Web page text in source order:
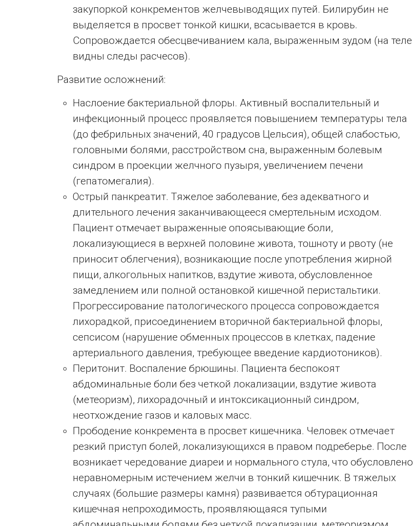
закупоркой конкрементов желчевыводящих путей. Билирубин не
выделяется в просвет тонкой кишки, всасывается в кровь.
Сопровождается обесцвечиванием кала, выраженным зудом (на теле
видны следы расчесов).
Развитие осложнений:
Наслоение бактериальной флоры. Активный воспалительный и
инфекционный процесс проявляется повышением температуры тела
(до фебрильных значений, 40 градусов Цельсия), общей слабостью,
головными болями, расстройством сна, выраженным болевым
синдром в проекции желчного пузыря, увеличением печени
(гепатомегалия).
Острый панкреатит. Тяжелое заболевание, без адекватного и
длительного лечения заканчивающееся смертельным исходом.
Пациент отмечает выраженные опоясывающие боли,
локализующиеся в верхней половине живота, тошноту и рвоту (не
приносит облегчения), возникающие после употребления жирной
пищи, алкогольных напитков, вздутие живота, обусловленное
замедлением или полной остановкой кишечной перистальтики.
Прогрессирование патологического процесса сопровождается
лихорадкой, присоединением вторичной бактериальной флоры,
сепсисом (нарушение обменных процессов в клетках, падение
артериального давления, требующее введение кардиотоников).
Перитонит. Воспаление брюшины. Пациента беспокоят
абдоминальные боли без четкой локализации, вздутие живота
(метеоризм), лихорадочный и интоксикационный синдром,
неотхождение газов и каловых масс.
Прободение конкремента в просвет кишечника. Человек отмечает
резкий приступ болей, локализующихся в правом подреберье. После
возникает чередование диареи и нормального стула, что обусловлено
неравномерным истечением желчи в тонкий кишечник. В тяжелых
случаях (большие размеры камня) развивается обтурационная
кишечная непроходимость, проявляющаяся тупыми